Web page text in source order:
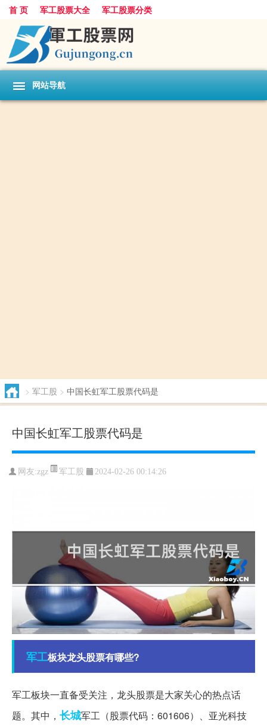
首 页 军工股票大全 军工股票分类
网站导航
> 军工股 > 中国长虹军工股票代码是
中国长虹军工股票代码是
网友:zgz 军工股 2024-02-26 00:14:26
军工板块龙头股票有哪些?
军工板块一直备受关注，龙头股票是大家关心的热点话
题。其中， 长城军工（股票代码：601606）、亚光科技